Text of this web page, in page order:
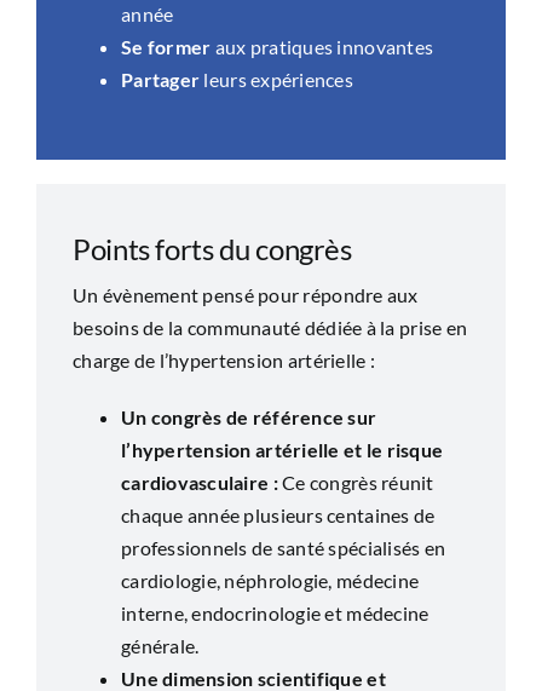
année
Se former aux pratiques innovantes
Partager leurs expériences
Points forts du congrès
Un évènement pensé pour répondre aux
besoins de la communauté dédiée à la prise en
charge de l’hypertension artérielle :
Un congrès de référence sur
l’hypertension artérielle et le risque
cardiovasculaire :Ce congrès réunit
chaque année plusieurs centaines de
professionnels de santé spécialisés en
cardiologie, néphrologie, médecine
interne, endocrinologie et médecine
générale.
Une dimension scientifique et